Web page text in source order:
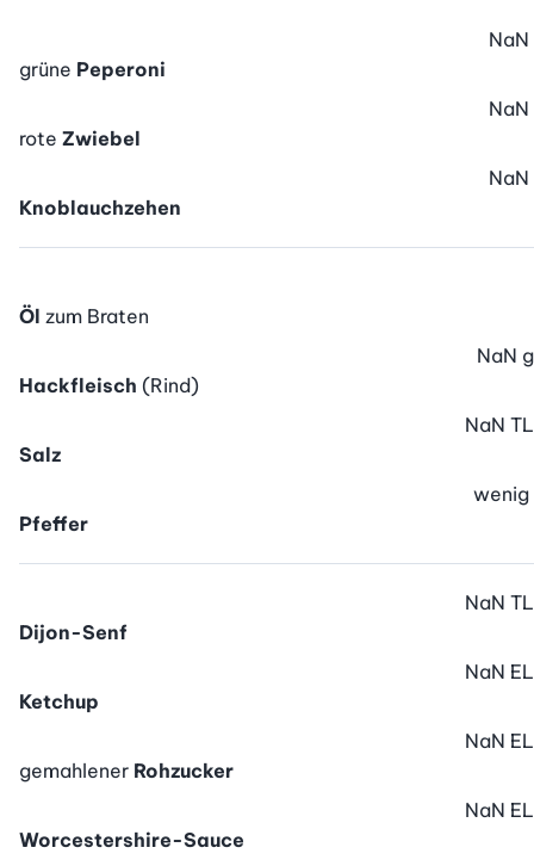
grüne Peperoni
NaN
rote Zwiebel
NaN
Knoblauchzehen
NaN
Öl zum Braten
Hackfleisch (Rind)
NaN g
Salz
NaN TL
Pfeffer
wenig
Dijon-Senf
NaN TL
Ketchup
NaN EL
gemahlener Rohzucker
NaN EL
Worcestershire-Sauce
NaN EL